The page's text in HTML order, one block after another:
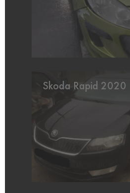
Skoda Rapid 2020